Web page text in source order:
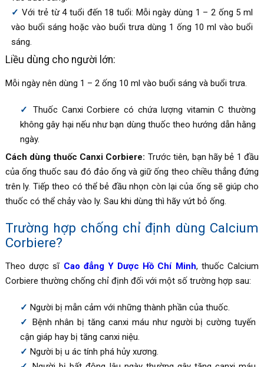
Với trẻ từ 4 tuổi đến 18 tuổi: Mỗi ngày dùng 1 – 2 ống 5 ml
vào buổi sáng hoặc vào buổi trưa dùng 1 ống 10 ml vào buổi
sáng.
Liều dùng cho người lớn:
Mỗi ngày nên dùng 1 – 2 ống 10 ml vào buổi sáng và buổi trưa.
Thuốc Canxi Corbiere có chứa lượng vitamin C thường
không gây hại nếu như bạn dùng thuốc theo hướng dẫn hằng
ngày.
Cách dùng thuốc Canxi Corbiere: Trước tiên, bạn hãy bẻ 1 đầu
của ống thuốc sau đó đảo ống và giữ ống theo chiều thẳng đứng
trên ly. Tiếp theo có thể bẻ đầu nhọn còn lại của ống sẽ giúp cho
thuốc có thể chảy vào ly. Sau khi dùng thì hãy vứt bỏ ống.
Trường hợp chống chỉ định dùng Calcium
Corbiere?
Theo dược sĩ Cao đẳng Y Dược Hồ Chí Minh, thuốc Calcium
Corbiere thường chống chỉ định đối với một số trường hợp sau:
Người bị mẫn cảm với những thành phần của thuốc.
Bệnh nhân bị tăng canxi máu như người bị cường tuyến
cận giáp hay bị tăng canxi niệu.
Người bị u ác tính phá hủy xương.